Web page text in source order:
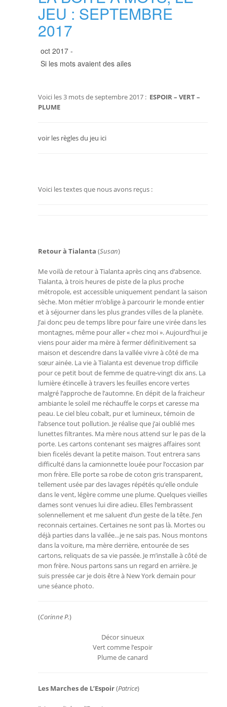
JEU : SEPTEMBRE
2017
oct 2017 -
Si les mots avaient des ailes
Voici les 3 mots de septembre 2017 : ESPOIR – VERT –
PLUME
voir les règles du jeu ici
Voici les textes que nous avons reçus :
Retour à Tialanta (Susan)
Me voilà de retour à Tialanta après cinq ans d’absence.
Tialanta, à trois heures de piste de la plus proche
métropole, est accessible uniquement pendant la saison
sèche. Mon métier m’oblige à parcourir le monde entier
et à séjourner dans les plus grandes villes de la planète.
J’ai donc peu de temps libre pour faire une virée dans les
montagnes, même pour aller « chez moi ». Aujourd’hui je
viens pour aider ma mère à fermer définitivement sa
maison et descendre dans la vallée vivre à côté de ma
sœur ainée. La vie à Tialanta est devenue trop difficile
pour ce petit bout de femme de quatre-vingt dix ans. La
lumière étincelle à travers les feuilles encore vertes
malgré l’approche de l’automne. En dépit de la fraicheur
ambiante le soleil me réchauffe le corps et caresse ma
peau. Le ciel bleu cobalt, pur et lumineux, témoin de
l’absence tout pollution. Je réalise que j’ai oublié mes
lunettes filtrantes. Ma mère nous attend sur le pas de la
porte. Les cartons contenant ses maigres affaires sont
bien ficelés devant la petite maison. Tout entrera sans
difficulté dans la camionnette louée pour l’occasion par
mon frère. Elle porte sa robe de coton gris transparent,
tellement usée par des lavages répétés qu’elle ondule
dans le vent, légère comme une plume. Quelques vieilles
dames sont venues lui dire adieu. Elles l’embrassent
solennellement et me saluent d’un geste de la tête. J’en
reconnais certaines. Certaines ne sont pas là. Mortes ou
déjà parties dans la vallée…je ne sais pas. Nous montons
dans la voiture, ma mère derrière, entourée de ses
cartons, reliquats de sa vie passée. Je m’installe à côté de
mon frère. Nous partons sans un regard en arrière. Je
suis pressée car je dois être à New York demain pour
une séance photo.
(Corinne P.)
Décor sinueux
Vert comme l’espoir
Plume de canard
Les Marches de L’Espoir(Patrice)